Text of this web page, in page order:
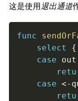
这是使用退出通道
func
select
{
case out
case <-